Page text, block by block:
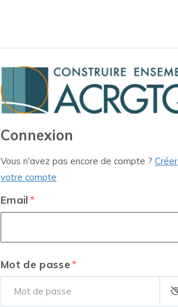
Connexion
Vous n'avez pas encore de compte ?Créer
votre compte
Email
Mot de passe